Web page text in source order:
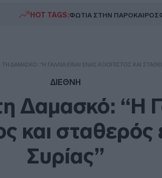
HOT TAGS:ΦΩΤΙΑ ΣΤΗΝ ΠΑΡΟΚΑΙΡΟΣ
ΔΑΜΑΣΚΌ: “Η ΓΑΛΛΊΑ ΕΊΝΑΙ ΈΝΑΣ ΑΞΙΌΠΙΣΤΟΣ ΚΑΙ
ΔΙΕΘΝΗ
Δαμασκό: “Η
και σταθερός
Συρίας”